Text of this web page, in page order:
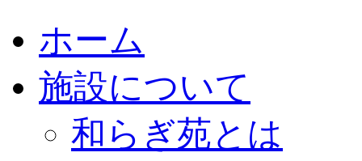
ホーム
施設について
和らぎ苑とは